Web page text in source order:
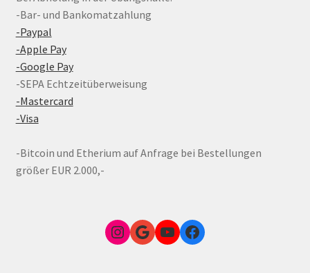
-Bar- und Bankomatzahlung
-Paypal
-Apple Pay
-Google Pay
-SEPA Echtzeitüberweisung
-Mastercard
-Visa
-Bitcoin und Etherium auf Anfrage bei Bestellungen
größer EUR 2.000,-
Instagram
Google Link zum FunShop WienYouTubeFacebook